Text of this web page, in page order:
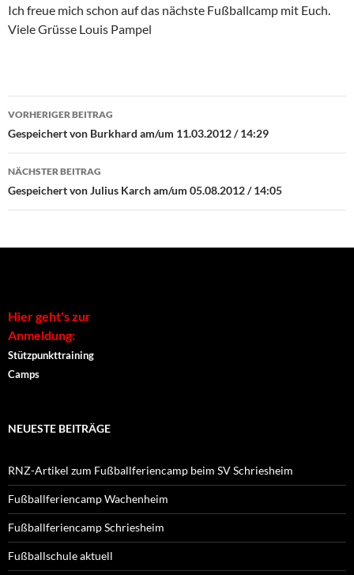
Ich freue mich schon auf das nächste Fußballcamp mit Euch.
Viele Grüsse Louis Pampel
Beitrags-
Navigation
VORHERIGER BEITRAG
Gespeichert von Burkhard am/um 11.03.2012 / 14:29
NÄCHSTER BEITRAG
Gespeichert von Julius Karch am/um 05.08.2012 / 14:05
Hier geht's zur
Anmeldung:
Stützpunkttraining
Camps
NEUESTE BEITRÄGE
RNZ-Artikel zum Fußballferiencamp beim SV Schriesheim
Fußballferiencamp Wachenheim
Fußballferiencamp Schriesheim
Fußballschule aktuell